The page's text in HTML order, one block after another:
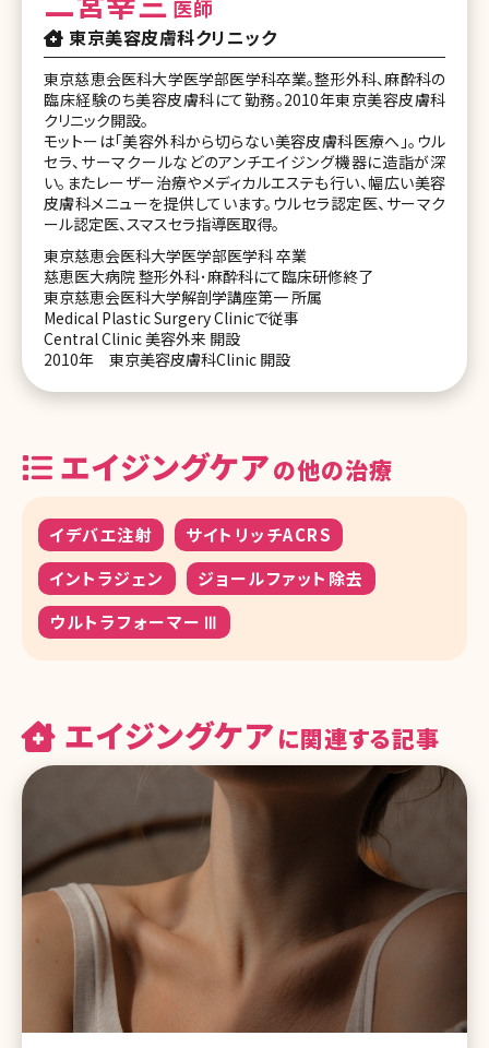
医師
東京美容皮膚科クリニック
東京慈恵会医科大学医学部医学科卒業。整形外科、麻酔科の
臨床経験のち美容皮膚科にて勤務。2010年東京美容皮膚科
クリニック開設。
モットーは「美容外科から切らない美容皮膚科医療へ」。ウル
セラ、サーマクールなどのアンチエイジング機器に造詣が深
い。またレーザー治療やメディカルエステも行い、幅広い美容
皮膚科メニューを提供しています。ウルセラ認定医、サーマク
ール認定医、スマスセラ指導医取得。
東京慈恵会医科大学医学部医学科 卒業
慈恵医大病院 整形外科･麻酔科にて臨床研修終了
東京慈恵会医科大学解剖学講座第一 所属
Medical Plastic Surgery Clinicで従事
Central Clinic 美容外来 開設
2010年 東京美容皮膚科Clinic 開設
エイジングケアの他の治療
イデバエ注射
サイトリッチACRS
イントラジェン
ジョールファット除去
ウルトラフォーマーⅢ
エイジングケア に関連する記事